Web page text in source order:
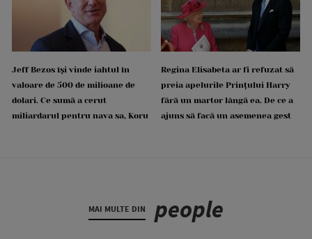
Jeff Bezos își vinde iahtul în
valoare de 500 de milioane de
dolari. Ce sumă a cerut
miliardarul pentru nava sa, Koru
Regina Elisabeta ar fi refuzat să
preia apelurile Prințului Harry
fără un martor lângă ea. De ce a
ajuns să facă un asemenea gest
MAI MULTE DIN people